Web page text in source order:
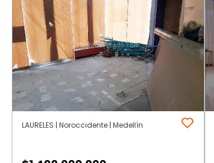
LAURELES | Noroccidente | Medellín